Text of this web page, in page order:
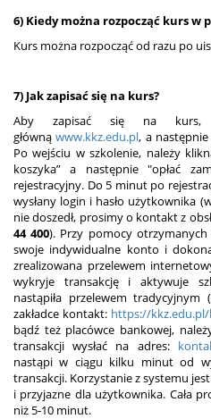
6) Kiedy można rozpocząć kurs w
Kurs można rozpocząć od razu po
7) Jak zapisać się na kurs?
Aby zapisać się na kurs,
głównąwww.kkz.edu.pl, a
Po wejściu w szkolenie, należy
koszyka” a następnie "opłać
rejestracyjny. Do 5 minut po
wysłany login i hasło użytkownika
nie doszedł, prosimy o kontakt z
44 400). Przy pomocy
swoje indywidualne konto i
zrealizowana przelewem
wykryje transakcję i aktywuje
nastąpiła przelewem
zakładce kontakt: https://
bądź też placówce bankowej,
transakcji wysłać na adres:
nastąpi w ciągu kilku minut od
transakcji. Korzystanie z systemu
i przyjazne dla użytkownika. Cała
niż 5-10 minut.